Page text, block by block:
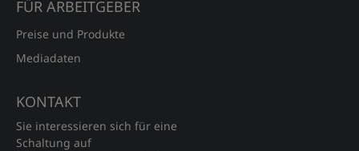
FÜR ARBEITGEBER
Preise und Produkte
Mediadaten
KONTAKT
Sie interessieren sich für eine
Schaltung auf